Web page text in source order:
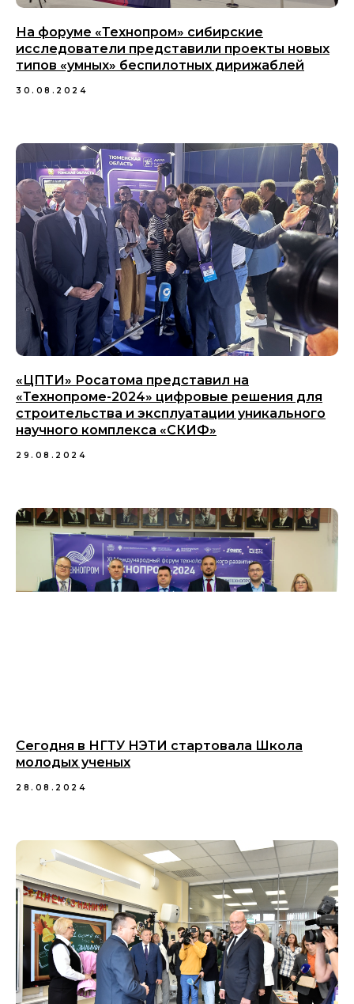
На форуме «Технопром» сибирские
исследователи представили проекты новых
типов «умных» беспилотных дирижаблей
30.08.2024
«ЦПТИ» Росатома представил на
«Технопроме-2024» цифровые решения для
строительства и эксплуатации уникального
научного комплекса «СКИФ»
29.08.2024
Сегодня в НГТУ НЭТИ стартовала Школа
молодых ученых
28.08.2024